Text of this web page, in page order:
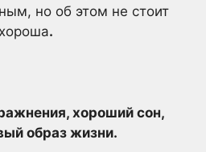
но об этом не стоит
.
хороший сон,
образ жизни.